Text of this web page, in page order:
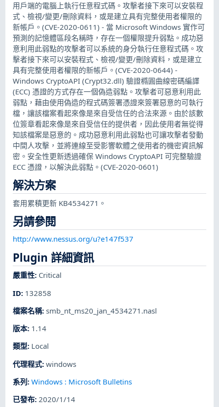
用戶端的電腦上執行任意程式碼。攻擊者接下來可以安裝程
式、檢視/變更/刪除資料，或是建立具有完整使用者權限的
新帳戶。(CVE-2020-0611) - 當 Microsoft Windows 實作可
預測的記憶體區段名稱時，存在一個權限提升弱點。成功惡
意利用此弱點的攻擊者可以系統的身分執行任意程式碼。攻
擊者接下來可以安裝程式、檢視/變更/刪除資料，或是建立
具有完整使用者權限的新帳戶。(CVE-2020-0644) -
Windows CryptoAPI (Crypt32.dll) 驗證橢圓曲線密碼編譯
(ECC) 憑證的方式存在一個偽造弱點。攻擊者可惡意利用此
弱點，藉由使用偽造的程式碼簽署憑證來簽署惡意的可執行
檔，讓該檔案看起來像是來自受信任的合法來源。由於該數
位簽章看起來像是來自受信任的提供者，因此使用者無從得
知該檔案是惡意的。成功惡意利用此弱點也可讓攻擊者發動
中間人攻擊，並將連線至受影響軟體之使用者的機密資訊解
密。安全性更新透過確保 Windows CryptoAPI 可完整驗證
ECC 憑證，以解決此弱點。(CVE-2020-0601)
解決方案
套用累積更新 KB4534271。
另請參閱
http://www.nessus.org/u?e147f537
Plugin 詳細資訊
嚴重性: Critical
ID: 132858
檔案名稱:smb_nt_ms20_jan_4534271.nasl
版本: 1.14
類型: Local
代理程式:windows
系列 :Windows : Microsoft Bulletins
已發布:2020/1/14